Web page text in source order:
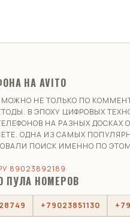
НА AVITO
МОЖНО НЕ ТОЛЬКО ПО
В ЭПОХУ ЦИФРОВЫХ
НА РАЗНЫХ ДОСКАХ
ОДНА ИЗ САМЫХ
ПОИСК ИМЕННО ПО
89023892189
ПУЛА НОМЕРОВ
+79023851130